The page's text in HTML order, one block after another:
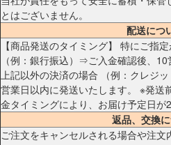
とはございません。
配送につ
【商品発送のタイミング】 特にご指
（例：銀行振込）⇒ご入金確認後、10
上記以外の決済の場合 （例：クレジ
営業日以内に発送いたします。 ※発送
金タイミングにより、お届け予定日が
返品、交換
ご注文をキャンセルされる場合や注